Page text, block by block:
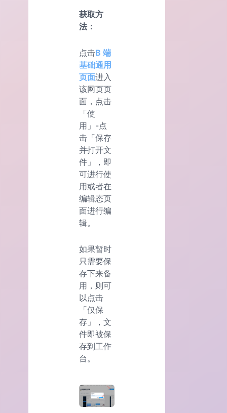
获取方
法：
点击B 端
基础通用
页面进入
该网页页
面，点击
「使
用」-点
击「保存
并打开文
件」，即
可进行使
用或者在
编辑态页
面进行编
辑。
如果暂时
只需要保
存下来备
用，则可
以点击
「仅保
存」，文
件即被保
存到工作
台。